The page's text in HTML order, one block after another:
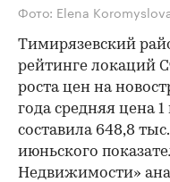
Фото: Elena
Тимирязевский
рейтинге локаций
роста цен на
года средняя цена
составила 648,8
июньского
Недвижимости»